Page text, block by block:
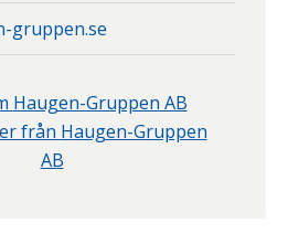
gruppen.se
Haugen-Gruppen AB
från Haugen-Gruppen
AB